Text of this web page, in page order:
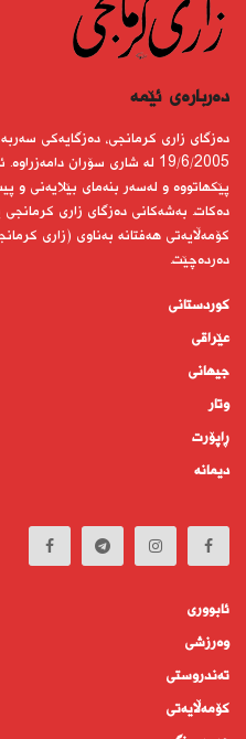
دەربارەى ئێمە
دەزگای زاری كرمانجی، دەزگایەكی
19/6/2005 لە شاری سۆران
پێكهاتووە و لەسەر بنەمای بێلایەنی و
دەكات. بەشەكانی دەزگای زاری
كۆمەڵایەتی هەفتانە بەناوی (زاری
دەردەچێت.
کوردستانى
عێراقی
جیهانى
وتار
ڕاپۆرت
دیمانە
ئابوورى
وەرزشی
تەندروستى
كۆمه‌ڵايه‌تى